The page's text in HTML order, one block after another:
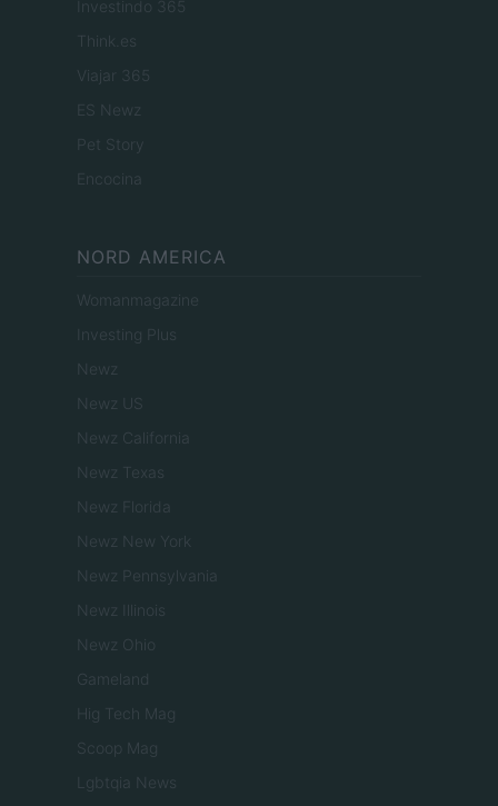
Investindo 365
Think.es
Viajar 365
ES Newz
Pet Story
Encocina
NORD AMERICA
Womanmagazine
Investing Plus
Newz
Newz US
Newz California
Newz Texas
Newz Florida
Newz New York
Newz Pennsylvania
Newz Illinois
Newz Ohio
Gameland
Hig Tech Mag
Scoop Mag
Lgbtqia News